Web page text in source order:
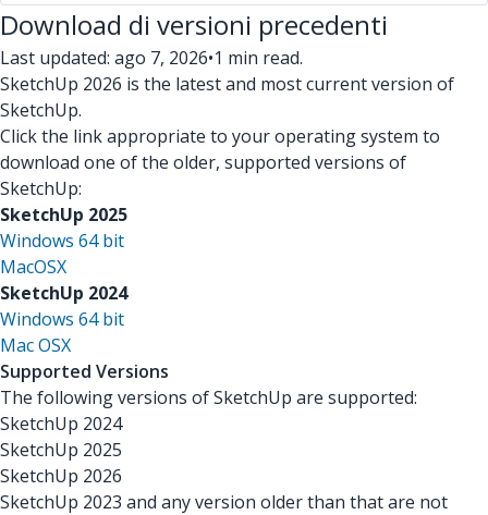
Download di versioni precedenti
Last updated: ago 7, 2026•1 min read.
SketchUp 2026 is the latest and most current version of
SketchUp.
Click the link appropriate to your operating system to
download one of the older, supported versions of
SketchUp:
SketchUp 2025
Windows 64 bit
MacOSX
SketchUp 2024
Windows 64 bit
Mac OSX
Supported Versions
The following versions of SketchUp are supported:
SketchUp 2024
SketchUp 2025
SketchUp 2026
SketchUp 2023 and any version older than that are not